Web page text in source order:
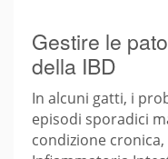
Gestire le
della IBD
In alcuni gatti, i
episodi sporadici
condizione